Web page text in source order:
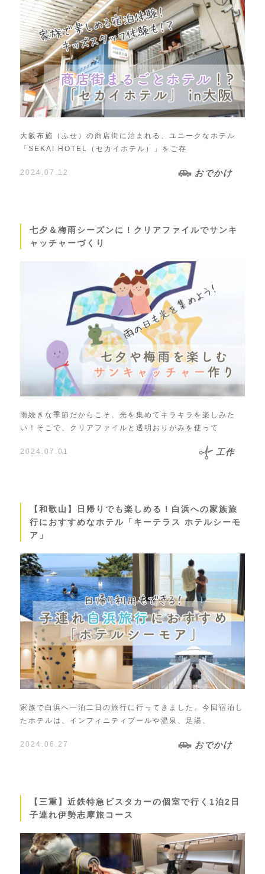
大阪布施（ふせ）の商店街に泊まれる、ユニークなホテル
「SEKAI HOTEL（セカイホテル）」をご存
2024.07.12 おでかけ
七夕＆梅雨シーズンに！クリアファイルでサンキ
ャッチャーづくり
雨続きな季節だからこそ、光を集めてキラキラを楽しみた
い！そこで、クリアファイルと透明おりがみを使って
2024.07.01 工作
【和歌山】日帰りでも楽しめる！白浜への家族旅
行におすすめなホテル「キーテラス ホテルシーモ
ア」
家族で白浜へ一泊二日の旅行に行ってきました。今回宿泊し
たホテルは、インフィニティプールや温泉、足湯、
2024.06.27 おでかけ
【三重】近鉄特急ビスタカーの個室で行く1泊2日
子連れ伊勢志摩旅コース